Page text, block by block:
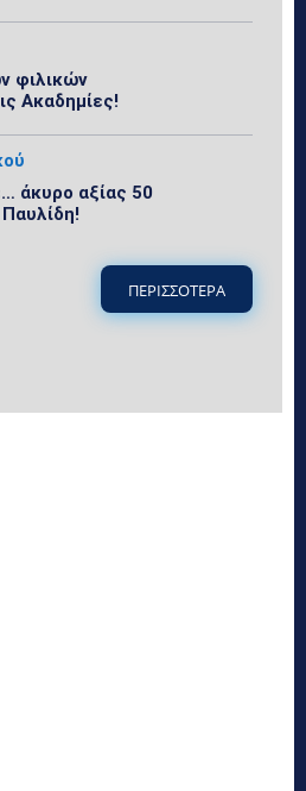
φιλικών
Ακαδημίες!
άκυρο αξίας 50
ΠΕΡΙΣΣΟΤΕΡΑ